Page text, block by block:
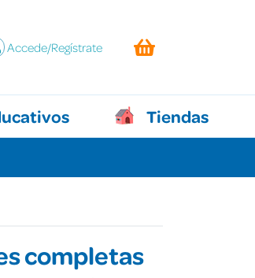
Accede/Regístrate
Tiendas
completas